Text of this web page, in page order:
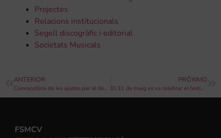
Projectes
Relacions institucionals
Segell discogràfic i editorial
Societats Musicals
ANTERIOR
Convocatòria de les ajudes per al desenvolupament de programes que fomenten la igualtat entre dones i homes i/o associacionisme de dones, 2024
PRÓXIMO
El 31 de maig es va celebrar el festival “Música i Família” a Cocentaina
FSMCV